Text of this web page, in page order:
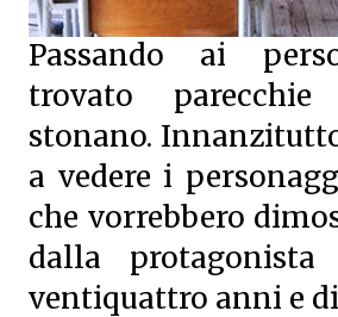
Passando ai
trovato
stonano.
a vedere i
che vorrebbero
dalla protagonista
ventiquattro anni e